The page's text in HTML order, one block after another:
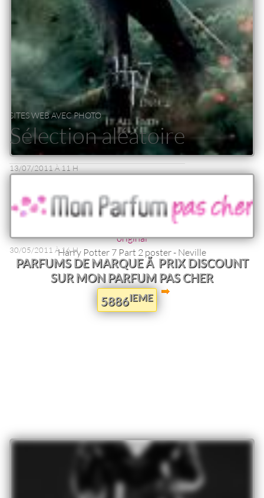
13/07/2011 À 11 H
800 * 600
1 024 * 768
original
Harry Potter 7 Part 2 poster - Neville
SITES WEB AVEC PHOTO
Sélection aléatoire
30/05/2011 À 16 H
PARFUMS DE MARQUE Ã PRIX DISCOUNT
SUR MON PARFUM PAS CHER
5886IEME